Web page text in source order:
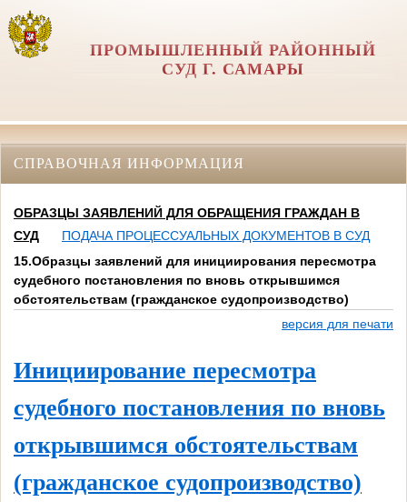
ПРОМЫШЛЕННЫЙ РАЙОННЫЙ
СУД Г. САМАРЫ
СПРАВОЧНАЯ ИНФОРМАЦИЯ
ОБРАЗЦЫ ЗАЯВЛЕНИЙ ДЛЯ ОБРАЩЕНИЯ ГРАЖДАН В
СУД
ПОДАЧА ПРОЦЕССУАЛЬНЫХ ДОКУМЕНТОВ В СУД
15.Образцы заявлений для инициирования пересмотра
судебного постановления по вновь открывшимся
обстоятельствам (гражданское судопроизводство)
версия для печати
Инициирование пересмотра
судебного постановления по вновь
открывшимся обстоятельствам
(гражданское судопроизводство)